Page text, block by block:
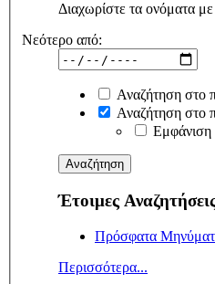
Διαχωρίστε τα ονόματα
Νεότερο από:
Αναζήτηση στο
Αναζήτηση στο
Εμφάνιση
Έτοιμες
Πρόσφατα
Περισσότερα...